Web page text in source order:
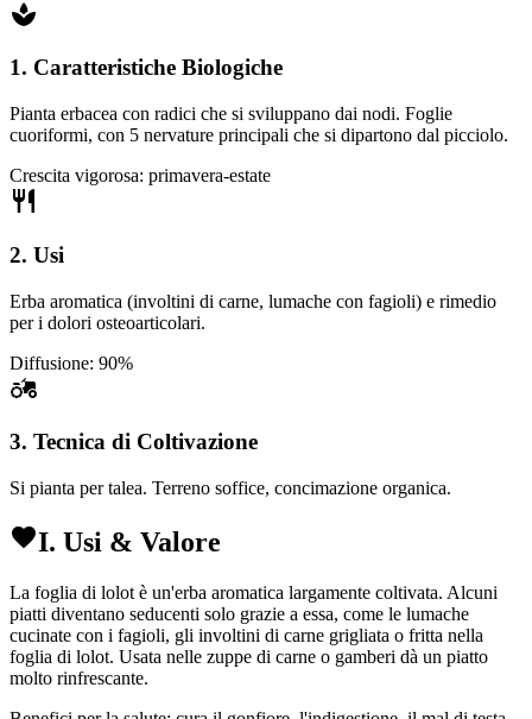
1. Caratteristiche Biologiche
Pianta erbacea con radici che si sviluppano dai nodi. Foglie
cuoriformi, con 5 nervature principali che si dipartono dal picciolo.
Crescita vigorosa: primavera-estate
2. Usi
Erba aromatica (involtini di carne, lumache con fagioli) e rimedio
per i dolori osteoarticolari.
Diffusione: 90%
3. Tecnica di Coltivazione
Si pianta per talea. Terreno soffice, concimazione organica.
I. Usi & Valore
La foglia di lolot è un'erba aromatica largamente coltivata. Alcuni
piatti diventano seducenti solo grazie a essa, come le lumache
cucinate con i fagioli, gli involtini di carne grigliata o fritta nella
foglia di lolot. Usata nelle zuppe di carne o gamberi dà un piatto
molto rinfrescante.